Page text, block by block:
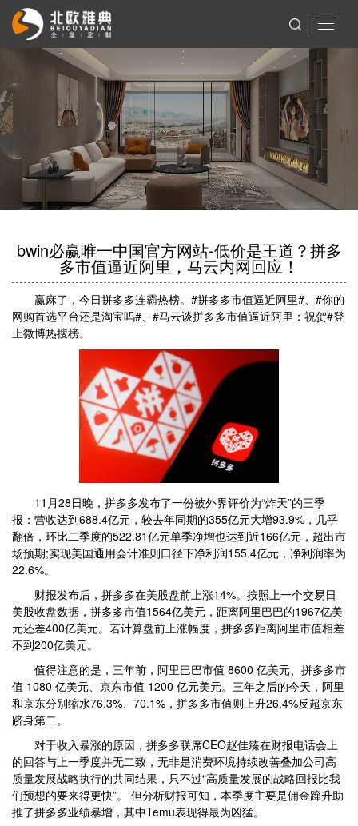
bwin必赢唯一中国官方网站-低价是王道？拼多
多市值逼近阿里，马云内网回应！
赢麻了，今日拼多多连霸热榜。#拼多多市值逼近阿里#、#你的
网购首选平台还是淘宝吗#、#马云谈拼多多市值逼近阿里：祝贺#登
上微博热搜榜。
11月28日晚，拼多多发布了一份被外界评价为“炸天”的三季
报：营收达到688.4亿元，较去年同期的355亿元大增93.9%，几乎
翻倍，环比二季度的522.81亿元单季净增也达到近166亿元，超出市
场预期;实现美国通用会计准则口径下净利润155.4亿元，净利润率为
22.6%。
财报发布后，拼多多在美股盘前上涨14%。按照上一个交易日
美股收盘数据，拼多多市值1564亿美元，距离阿里巴巴的1967亿美
元还差400亿美元。若计算盘前上涨幅度，拼多多距离阿里市值相差
不到200亿美元。
值得注意的是，三年前，阿里巴巴市值 8600 亿美元、拼多多市
值 1080 亿美元、京东市值 1200 亿元美元。三年之后的今天，阿里
和京东分别缩水76.3%、70.1%，拼多多市值则上升26.4%反超京东
跻身第二。
对于收入暴涨的原因，拼多多联席CEO赵佳臻在财报电话会上
的回答与上一季度并无二致，无非是消费环境持续改善叠加公司高
质量发展战略执行的共同结果，只不过“高质量发展的战略回报比我
们预想的要来得更快”。 但分析财报可知，本季度主要是佣金蹿升助
推了拼多多业绩暴增，其中Temu表现得最为凶猛。